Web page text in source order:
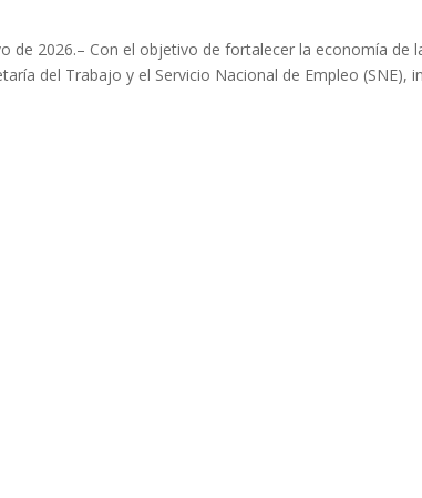
de 2026.– Con el objetivo de fortalecer la economía
del Trabajo y el Servicio Nacional de Empleo (SNE),